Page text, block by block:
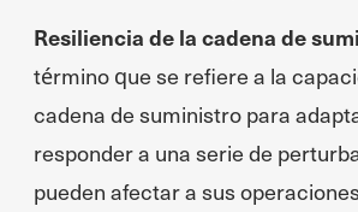
Resiliencia de la cadena de
término que se refiere a la
cadena de suministro para
responder a una serie de
pueden afectar a sus